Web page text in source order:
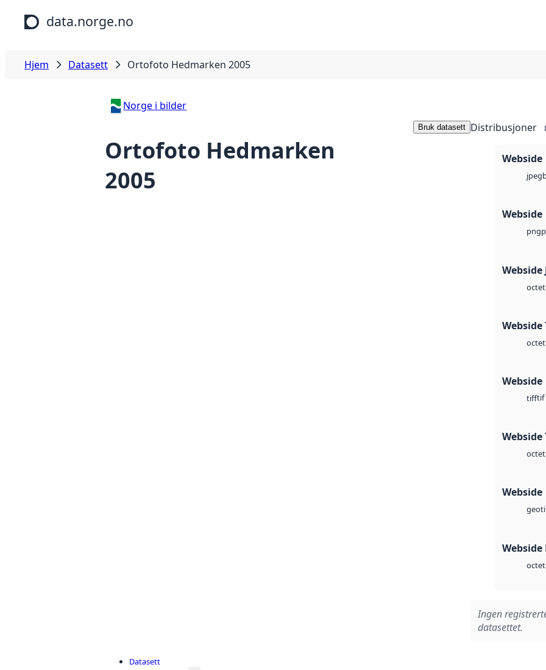
Hopp til hovedinnhold
data.norge.no
Hjem Datasett Ortofoto Hedmarken 2005
Norge i bilder
Ortofoto Hedmarken
2005
Bruk datasett Distribusjoner
Webside
jpeg
Webside
png
Webside
octet
Webside
octet
Webside
tifftif
Webside
octet
Webside
Webside
octet
Ingen
datasettet.
Datasett